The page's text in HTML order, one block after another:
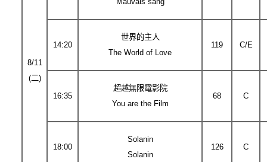
8/11
(二)
14:20
世界的主人
The World of Love
119 C/E
16:35
超越無限電影院
You are the Film
68 C
18:00
Solanin
Solanin
126 C